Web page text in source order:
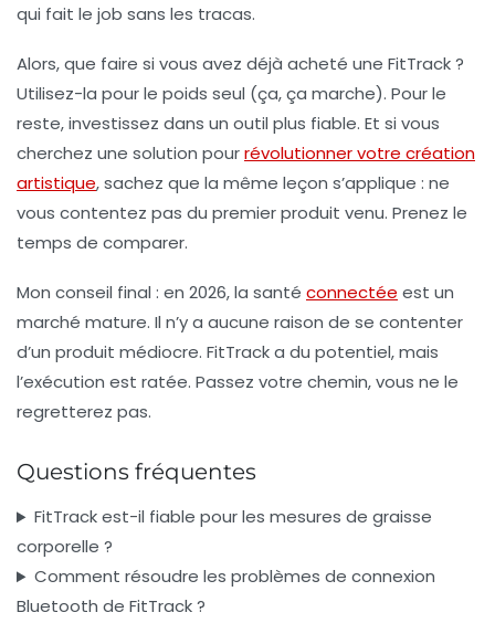
qui fait le job sans les tracas.
Alors, que faire si vous avez déjà acheté une FitTrack ?
Utilisez-la pour le poids seul (ça, ça marche). Pour le
reste, investissez dans un outil plus fiable. Et si vous
cherchez une solution pourrévolutionner votre création
artistique, sachez que la même leçon s’applique : ne
vous contentez pas du premier produit venu. Prenez le
temps de comparer.
Mon conseil final : en 2026, la santé connectée est un
marché mature. Il n’y a aucune raison de se contenter
d’un produit médiocre. FitTrack a du potentiel, mais
l’exécution est ratée. Passez votre chemin, vous ne le
regretterez pas.
Questions fréquentes
FitTrack est-il fiable pour les mesures de graisse
corporelle ?
Comment résoudre les problèmes de connexion
Bluetooth de FitTrack ?